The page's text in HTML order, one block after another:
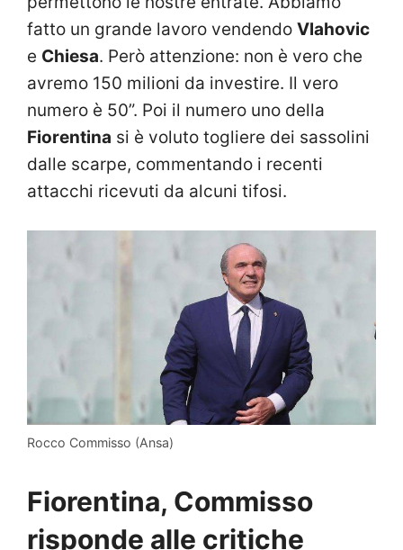
fatto un grande lavoro vendendo Vlahovic
e Chiesa. Però attenzione: non è vero che
avremo 150 milioni da investire. Il vero
numero è 50”. Poi il numero uno della
Fiorentina si è voluto togliere dei sassolini
dalle scarpe, commentando i recenti
attacchi ricevuti da alcuni tifosi.
Rocco Commisso (Ansa)
Fiorentina, Commisso
risponde alle critiche